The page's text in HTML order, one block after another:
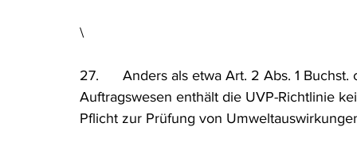
\
27.      Anders als etwa Art. 2 Abs. 1
Auftragswesen enthält die UVP-Richtlinie
Pflicht zur Prüfung von